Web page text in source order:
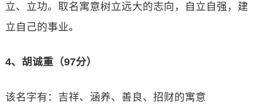
立、立功。取名寓意树立远大的志向，自立自强，建
立自己的事业。
4、胡诚重（97分）
该名字有：吉祥、涵养、善良、招财的寓意